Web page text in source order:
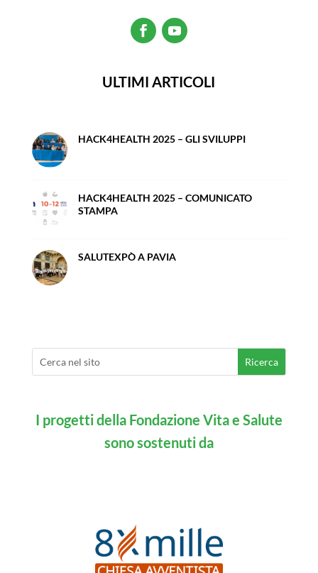
ULTIMI ARTICOLI
HACK4HEALTH 2025 – GLI SVILUPPI
HACK4HEALTH 2025 – COMUNICATO
STAMPA
SALUTEXPÒ A PAVIA
I progetti della Fondazione Vita e Salute
sono sostenuti da